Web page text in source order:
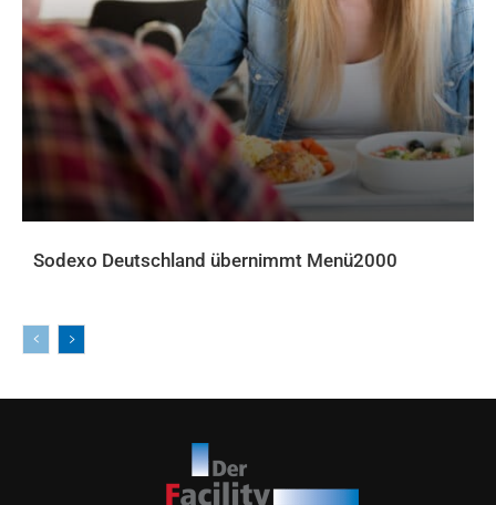
Sodexo Deutschland übernimmt Menü2000